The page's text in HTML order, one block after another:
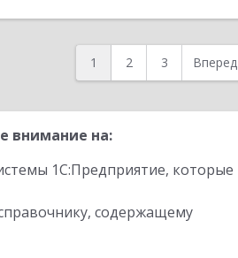
1 2 3 Вперед
внимание на:
1С:Предприятие, которые
содержащему